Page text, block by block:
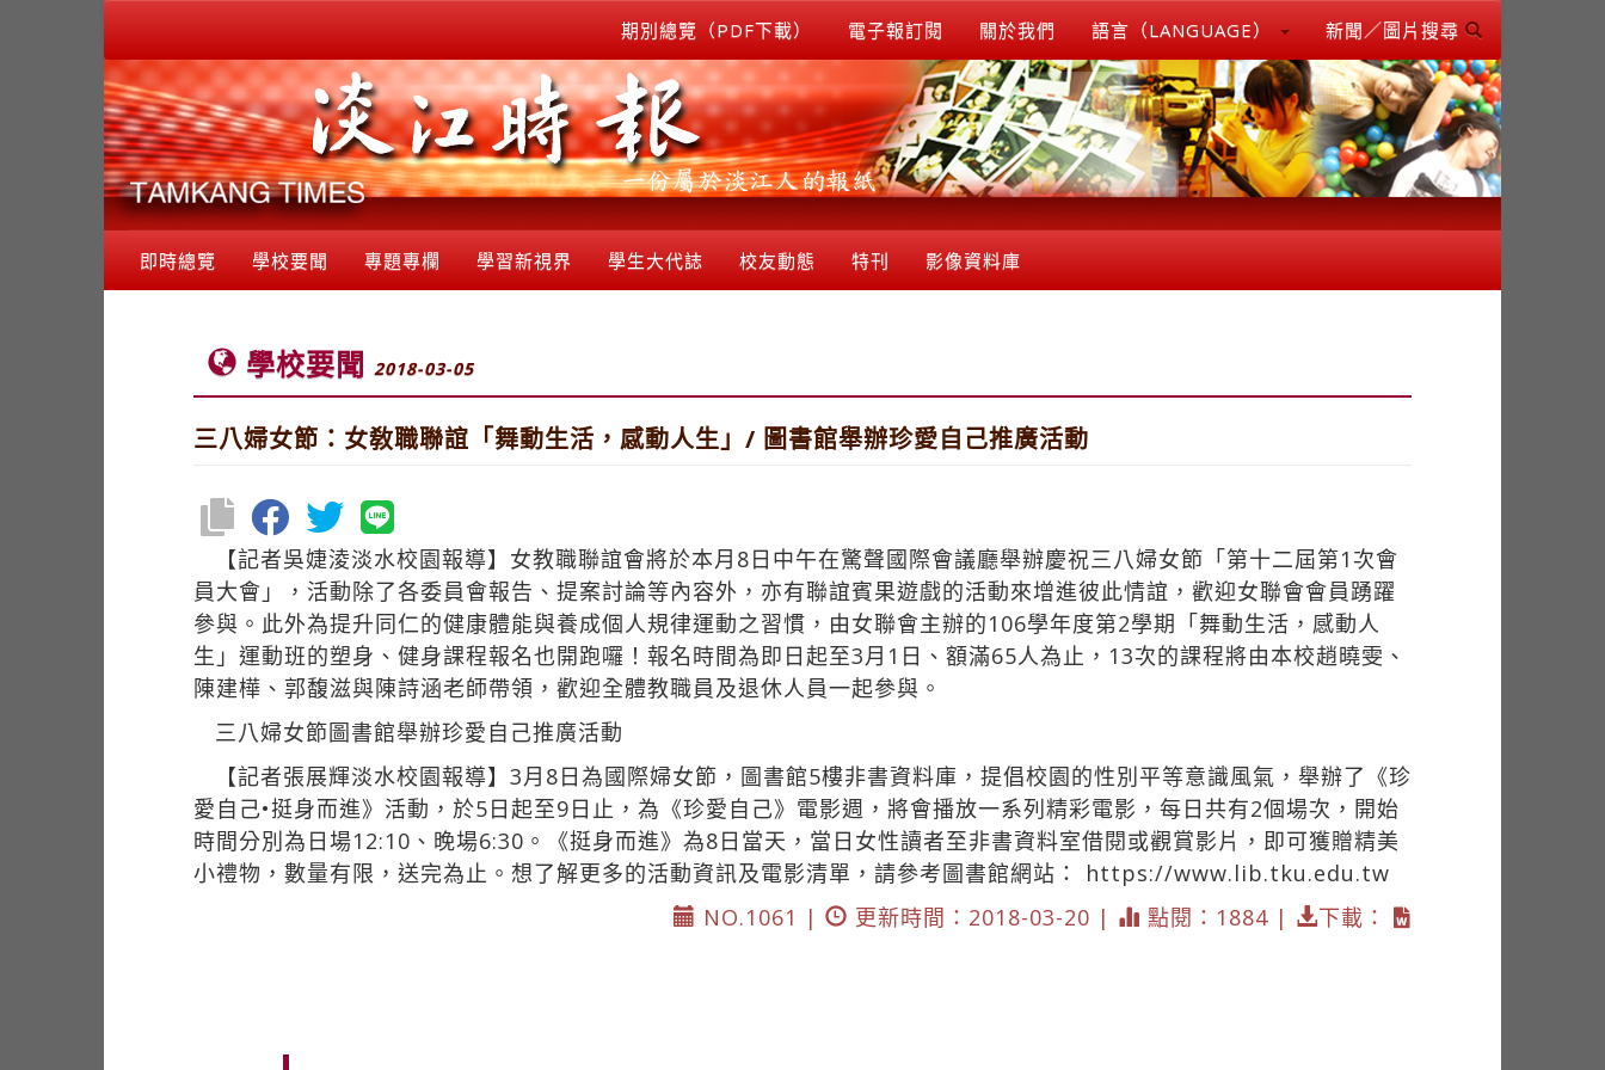
期別總覽（PDF下載） 電子報訂閱 關於我們 語言（LANGUAGE） 新聞／圖片搜尋
即時總覽 學校要聞 專題專欄 學習新視界 學生大代誌 校友動態 特刊 影像資料庫
學校要聞 2018-03-05
三八婦女節：女敎職聯誼「舞動生活，感動人生」/ 圖書館舉辦珍愛自己推廣活動
【記者吳婕淩淡水校園報導】女教職聯誼會將於本月8日中午在驚聲國際會議廳舉辦慶祝三八婦女節「第十二屆第1次會
員大會」，活動除了各委員會報告、提案討論等內容外，亦有聯誼賓果遊戲的活動來增進彼此情誼，歡迎女聯會會員踴躍
參與。此外為提升同仁的健康體能與養成個人規律運動之習慣，由女聯會主辦的106學年度第2學期「舞動生活，感動人
生」運動班的塑身、健身課程報名也開跑囉！報名時間為即日起至3月1日、額滿65人為止，13次的課程將由本校趙曉雯、
陳建樺、郭馥滋與陳詩涵老師帶領，歡迎全體教職員及退休人員一起參與。
三八婦女節圖書館舉辦珍愛自己推廣活動
【記者張展輝淡水校園報導】3月8日為國際婦女節，圖書館5樓非書資料庫，提倡校園的性別平等意識風氣，舉辦了《珍
愛自己•挺身而進》活動，於5日起至9日止，為《珍愛自己》電影週，將會播放一系列精彩電影，每日共有2個場次，開始
時間分別為日場12:10、晚場6:30。《挺身而進》為8日當天，當日女性讀者至非書資料室借閱或觀賞影片，即可獲贈精美
小禮物，數量有限，送完為止。想了解更多的活動資訊及電影清單，請參考圖書館網站： https://www.lib.tku.edu.tw
NO.1061 |
更新時間：2018-03-20 | 點閱：1884 | 下載：